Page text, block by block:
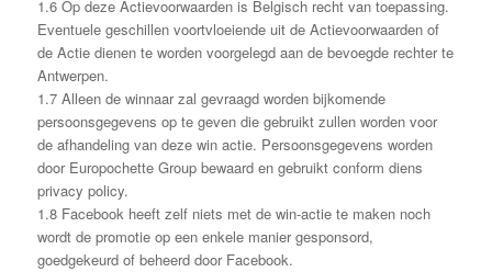
1.6 Op deze Actievoorwaarden is Belgisch recht van toepassing.
Eventuele geschillen voortvloeiende uit de Actievoorwaarden of
de Actie dienen te worden voorgelegd aan de bevoegde rechter te
Antwerpen.
1.7 Alleen de winnaar zal gevraagd worden bijkomende
persoonsgegevens op te geven die gebruikt zullen worden voor
de afhandeling van deze win actie. Persoonsgegevens worden
door Europochette Group bewaard en gebruikt conform diens
privacy policy.
1.8 Facebook heeft zelf niets met de win-actie te maken noch
wordt de promotie op een enkele manier gesponsord,
goedgekeurd of beheerd door Facebook.